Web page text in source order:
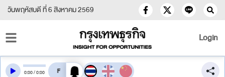
วันพฤหัสบดี ที่ 6 สิงหาคม 2569
Login
0:00/0:00 สลับเสียงอ่าน